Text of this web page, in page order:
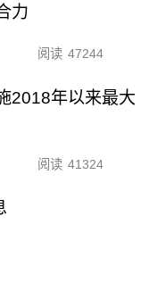
力
阅读 47244
2018年以来最大
阅读 41324